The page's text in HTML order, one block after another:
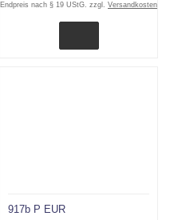
Endpreis nach § 19 UStG. zzgl. Versandkosten
917b P EUR